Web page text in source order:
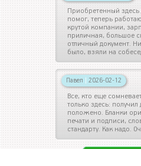
Приобретенный
помог, теперь
крутой компании,
приличная, большое
отличный документ.
было, взяли на
Павел 2026-02-12
Все, кто еще
только здесь: получил
положено. Бланки
печати и подписи,
стандарту. Как надо.